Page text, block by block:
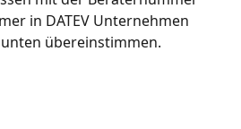
in DATEV Unternehmen
übereinstimmen.